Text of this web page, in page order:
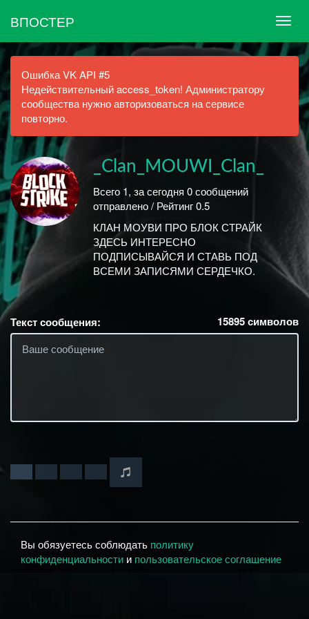
ВПОСТЕР
Ошибка VK API #5
Недействительный access_token! Администратору
сообщества нужно авторизоваться на сервисе
повторно.
_Clan_MOUWI_Clan_
Всего 1, за сегодня 0 сообщений
отправлено / Рейтинг 0.5
КЛАН МОУВИ ПРО БЛОК СТРАЙК
ЗДЕСЬ ИНТЕРЕСНО
ПОДПИСЫВАЙСЯ И СТАВЬ ПОД
ВСЕМИ ЗАПИСЯМИ СЕРДЕЧКО.
Текст сообщения: 15895символов
Вы обязуетесь соблюдать политику
конфиденциальности и пользовательское соглашение